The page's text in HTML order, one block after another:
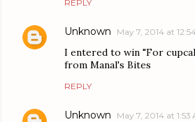
REPLY
Unknown May 7, 2014 at
I entered to win "For
from Manal's Bites
REPLY
Unknown May 7, 2014 at 1:53